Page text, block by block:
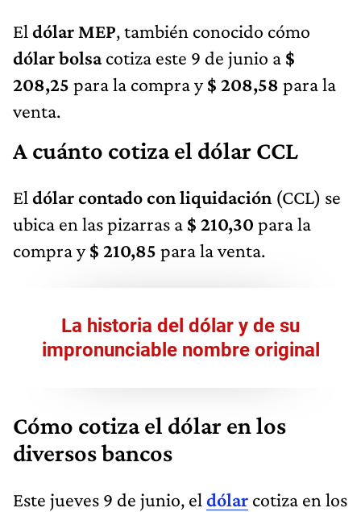
El dólar MEP, también conocido cómo
dólar bolsacotiza este 9 de junio a $
208,25​​ para la compra y$ 208,58 para la
venta.
A cuánto cotiza el dólar CCL
El dólar contado con liquidación (CCL) se
ubica en las pizarras a $ 210,30​ para la
compra y$ 210,85 para la venta.
La historia del dólar y de su
impronunciable nombre original
Cómo cotiza el dólar en los
diversos bancos
Este jueves 9 de junio, el dólar cotiza en los